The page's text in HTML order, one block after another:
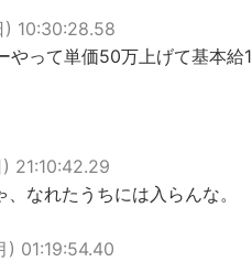
) 10:30:28.58
やって単価50万上げて基本給
21:10:42.29
なれたうちには入らんな。
) 01:19:54.40